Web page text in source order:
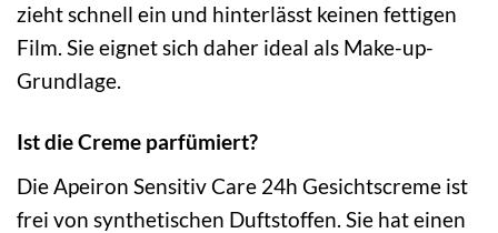
zieht schnell ein und hinterlässt keinen fettigen
Film. Sie eignet sich daher ideal als Make-up-
Grundlage.
Ist die Creme parfümiert?
Die Apeiron Sensitiv Care 24h Gesichtscreme ist
frei von synthetischen Duftstoffen. Sie hat einen